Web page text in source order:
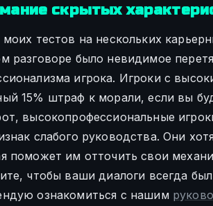
скрытых
моих тестов на нескольких
разговоре было невидимое
игрока. Игроки с
15% штраф к морали, если вы
высокопрофессиональные
слабого руководства. Они
поможет им отточить свои
чтобы ваши диалоги всегда
ознакомиться с нашим